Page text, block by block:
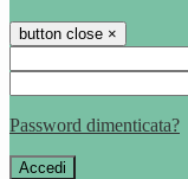
button close ×
Password dimenticata?